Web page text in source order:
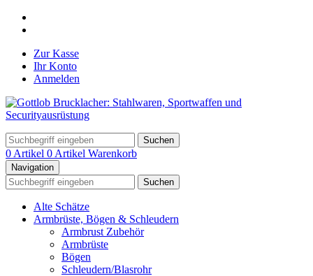
Zur Kasse
Ihr Konto
Anmelden
Suchen
0 Artikel 0 Artikel Warenkorb
Navigation
Suchen
Alte Schätze
Armbrüste, Bögen & Schleudern
Armbrust Zubehör
Armbrüste
Bögen
Schleudern/Blasrohr